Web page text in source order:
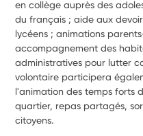
en collège auprès des
du français ; aide aux
lycéens ; animations
accompagnement des
administratives pour lutter
volontaire participera
l'animation des temps forts
quartier, repas partagés,
citoyens.